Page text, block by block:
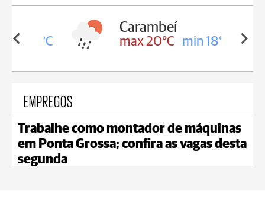
18°C
Carambeí
max 20°C min 18°C
EMPREGOS
Trabalhe como montador de máquinas
em Ponta Grossa; confira as vagas desta
segunda